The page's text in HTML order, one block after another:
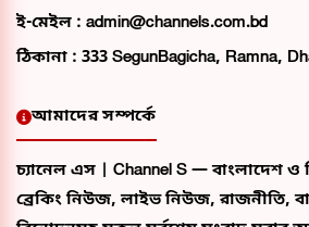
ই-মেইল : admin@channels.com.bd
ঠিকানা : 333 SegunBagicha, Ramna,
আমাদের সম্পর্কে
চ্যানেল এস | Channel S — বাংলাদেশ ও
ব্রেকিং নিউজ, লাইভ নিউজ, রাজনীতি,